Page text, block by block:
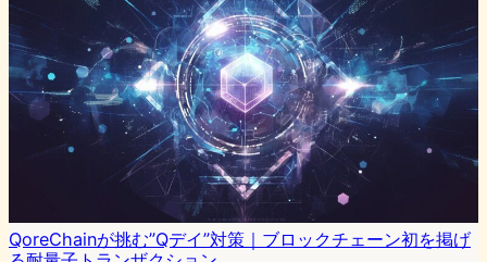
QoreChainが挑む”Qデイ”対策｜ブロックチェーン初を掲げ